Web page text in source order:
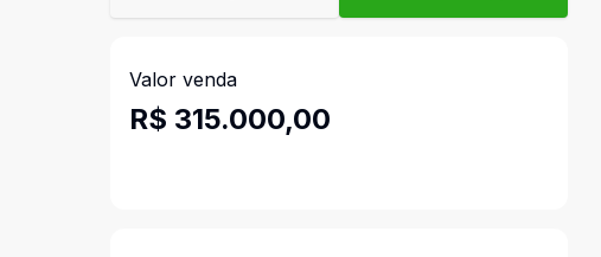
Valor venda
R$ 315.000,00